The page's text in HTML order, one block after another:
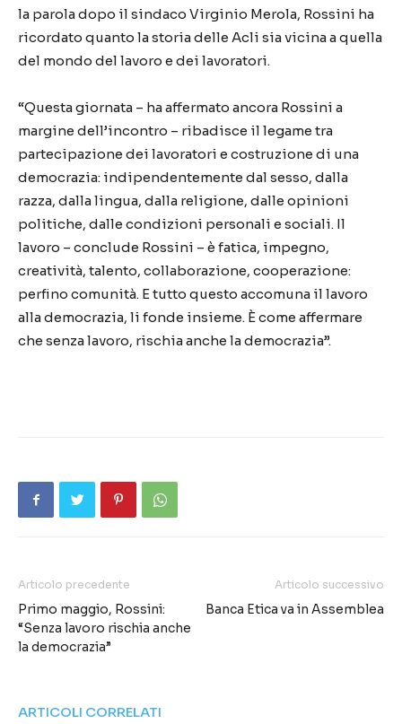
la parola dopo il sindaco Virginio Merola, Rossini ha
ricordato quanto la storia delle Acli sia vicina a quella
del mondo del lavoro e dei lavoratori.
“Questa giornata – ha affermato ancora Rossini a
margine dell’incontro – ribadisce il legame tra
partecipazione dei lavoratori e costruzione di una
democrazia: indipendentemente dal sesso, dalla
razza, dalla lingua, dalla religione, dalle opinioni
politiche, dalle condizioni personali e sociali. Il
lavoro – conclude Rossini – è fatica, impegno,
creatività, talento, collaborazione, cooperazione:
perfino comunità. E tutto questo accomuna il lavoro
alla democrazia, li fonde insieme. È come affermare
che senza lavoro, rischia anche la democrazia”.
Articolo precedente
Primo maggio, Rossini:
“Senza lavoro rischia anche
la democrazia”
Articolo successivo
Banca Etica va in Assemblea
ARTICOLI CORRELATI